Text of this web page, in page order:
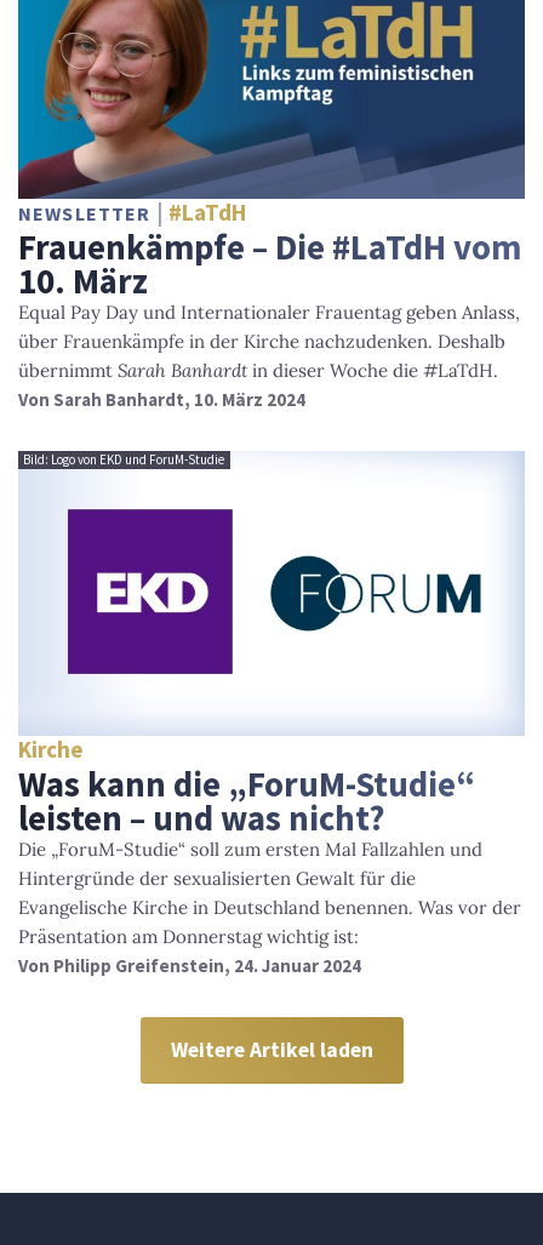
NEWSLETTER #LaTdH
Frauenkämpfe – Die #LaTdH vom
10. März
Equal Pay Day und Internationaler Frauentag geben Anlass,
über Frauenkämpfe in der Kirche nachzudenken. Deshalb
übernimmt Sarah Banhardtin dieser Woche die #LaTdH.
Von Sarah Banhardt, 10. März 2024
Bild: Logo von EKD und ForuM-Studie
Kirche
Was kann die „ForuM-Studie“
leisten – und was nicht?
Die „ForuM-Studie“ soll zum ersten Mal Fallzahlen und
Hintergründe der sexualisierten Gewalt für die
Evangelische Kirche in Deutschland benennen. Was vor der
Präsentation am Donnerstag wichtig ist:
Von Philipp Greifenstein, 24. Januar 2024
Weitere Artikel laden